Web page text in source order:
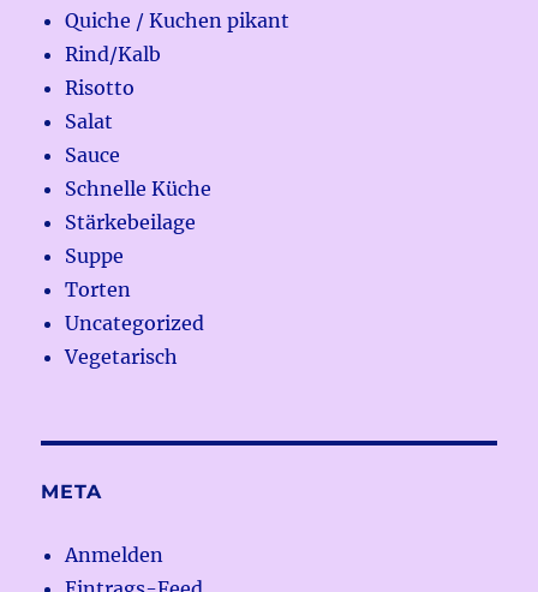
Quiche / Kuchen pikant
Rind/Kalb
Risotto
Salat
Sauce
Schnelle Küche
Stärkebeilage
Suppe
Torten
Uncategorized
Vegetarisch
META
Anmelden